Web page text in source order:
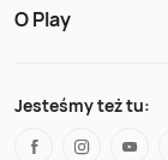
O Play
Jesteśmy też tu: